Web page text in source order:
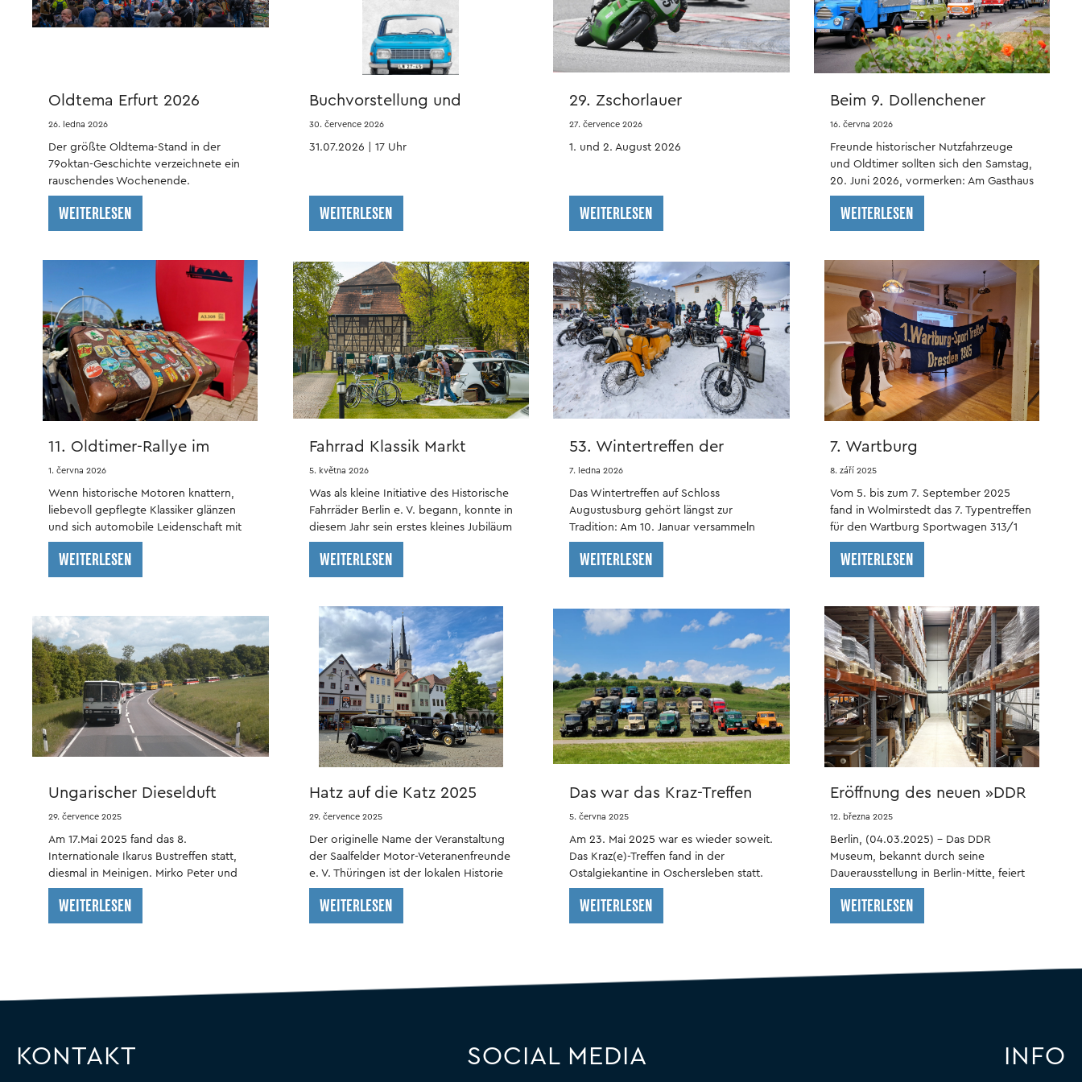
motorsportu
karavanu
a
kempování
nákladní
historie
opravárenské
příručky
oblečení
plakáty
a
samolepky
židle
a
sedací
sudy
Tassen
Oldtema Erfurt 2026
26. ledna 2026
Der größte Oldtema-Stand in der
79oktan-Geschichte verzeichnete ein
rauschendes Wochenende.
WEITERLESEN
Buchvorstellung und
Feierstunde
30. července 2026
31.07.2026 | 17 Uhr
WEITERLESEN
29. Zschorlauer
Dreieckrennen
27. července 2026
1. und 2. August 2026
WEITERLESEN
Beim 9. Dollenchener
Nutzfahrzeugtreffen
begeistern Barkas, Garant
und H6
16. června 2026
Freunde historischer Nutzfahrzeuge
und Oldtimer sollten sich den Samstag,
20. Juni 2026, vormerken: Am Gasthaus
Stuckatz in Dollenchen findet bereits
zum neunten Mal das beliebte
Dollenchener Nutzfahrzeugtreffen statt.
WEITERLESEN
11. Oldtimer-Rallye im
phanTECHNIKUM
1. června 2026
Wenn historische Motoren knattern,
liebevoll gepflegte Klassiker glänzen
und sich automobile Leidenschaft mit
maritimem Flair verbindet, dann ist
wieder Oldtimer-Rallye-Zeit im
phanTECHNIKUM.
WEITERLESEN
Fahrrad Klassik Markt
Dahme 2026
5. května 2026
Was als kleine Initiative des Historische
Fahrräder Berlin e. V. begann, konnte in
diesem Jahr sein erstes kleines Jubiläum
feiern.
WEITERLESEN
53. Wintertreffen der
Motorradfahrer auf Schloss
Augustusburg
7. ledna 2026
Das Wintertreffen auf Schloss
Augustusburg gehört längst zur
Tradition: Am 10. Januar versammeln
sich bereits zum 53. Mal hartgesottene
Biker und Fans gelebter Motorradkultur
zum winterlichen Jahresauftakt in
WEITERLESEN
7. Wartburg
Sportwagentreffen in
Wolmirstedt
8. září 2025
Vom 5. bis zum 7. September 2025
fand in Wolmirstedt das 7. Typentreffen
für den Wartburg Sportwagen 313/1
statt.
WEITERLESEN
Ungarischer Dieselduft
über Meiningen
29. července 2025
Am 17.Mai 2025 fand das 8.
Internationale Ikarus Bustreffen statt,
diesmal in Meinigen. Mirko Peter und
seine Mitstreiter vom Freundeskreis
Ikarus organisierten es auf dem
Betriebsgelände der Meininger
WEITERLESEN
Hatz auf die Katz 2025
29. července 2025
Der originelle Name der Veranstaltung
der Saalfelder Motor-Veteranenfreunde
e. V. Thüringen ist der lokalen Historie
entlehnt.
WEITERLESEN
Das war das Kraz-Treffen
2025
5. června 2025
Am 23. Mai 2025 war es wieder soweit.
Das Kraz(e)-Treffen fand in der
Ostalgiekantine in Oschersleben statt.
WEITERLESEN
Eröffnung des neuen »DDR
Museum Depot«
12. března 2025
Berlin, (04.03.2025) – Das DDR
Museum, bekannt durch seine
Dauerausstellung in Berlin-Mitte, feiert
die Eröffnung seines neuen »DDR
Museum Depot« in Berlin-Marzahn.
WEITERLESEN
KONTAKT SOCIAL MEDIA INFO